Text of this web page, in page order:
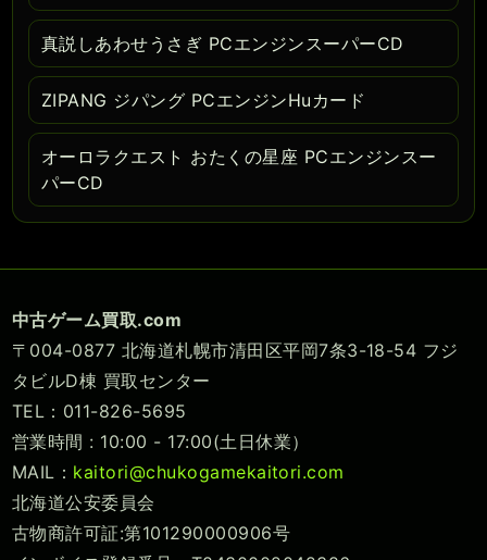
真説しあわせうさぎ PCエンジンスーパーCD
ZIPANG ジパング PCエンジンHuカード
オーロラクエスト おたくの星座 PCエンジンスー
パーCD
中古ゲーム買取.com
〒004-0877 北海道札幌市清田区平岡7条3-18-54 フジ
タビルD棟 買取センター
TEL：011-826-5695
営業時間 : 10:00 - 17:00(土日休業）
MAIL： kaitori@chukogamekaitori.com
北海道公安委員会
古物商許可証:第101290000906号